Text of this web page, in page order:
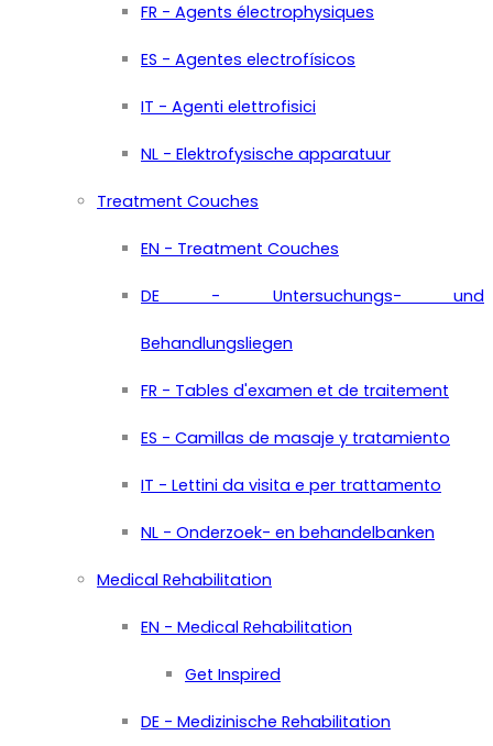
FR - Agents électrophysiques
ES - Agentes electrofísicos
IT - Agenti elettrofisici
NL - Elektrofysische apparatuur
Treatment Couches
EN - Treatment Couches
DE - Untersuchungs- und
Behandlungsliegen
FR - Tables d'examen et de traitement
ES - Camillas de masaje y tratamiento
IT - Lettini da visita e per trattamento
NL - Onderzoek- en behandelbanken
Medical Rehabilitation
EN - Medical Rehabilitation
Get Inspired
DE - Medizinische Rehabilitation